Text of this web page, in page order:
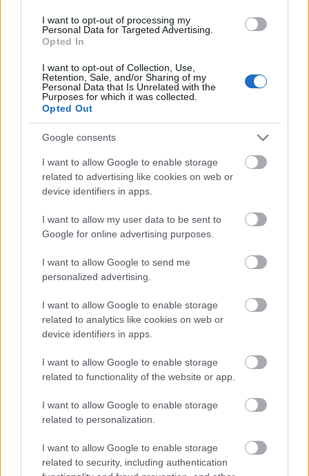
I want to opt-out of processing my
Personal Data for Targeted Advertising.
Opted In
I want to opt-out of Collection, Use,
Retention, Sale, and/or Sharing of my
Personal Data that Is Unrelated with the
Purposes for which it was collected.
Opted Out
Google consents
I want to allow Google to enable storage
related to advertising like cookies on web or
device identifiers in apps.
I want to allow my user data to be sent to
Google for online advertising purposes.
I want to allow Google to send me
personalized advertising.
I want to allow Google to enable storage
related to analytics like cookies on web or
device identifiers in apps.
I want to allow Google to enable storage
related to functionality of the website or app.
I want to allow Google to enable storage
related to personalization.
I want to allow Google to enable storage
related to security, including authentication
GLAMOUR HOROSZKÓP
Ez a 3 csillagjegy a legkevésbé
alkalmas a hűségre egy
párkapcsolatban
Mik az igaz szerelem jelei?